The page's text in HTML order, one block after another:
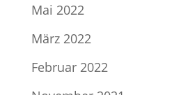
Mai 2022
März 2022
Februar 2022